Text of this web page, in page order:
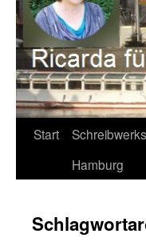
Start
Hamburg